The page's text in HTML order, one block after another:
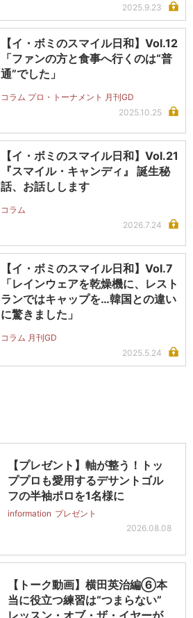
2025.9.23
【イ・ボミのスマイル日和】Vol.12
「ファンの方と食事へ行くのは“普
通”でした」
コラム プロ・トーナメント 月刊GD
2025.10.25
【イ・ボミのスマイル日和】Vol.21
『スマイル・キャンディ』 誕生秘
話、お話しします
コラム
2026.7.24
【イ・ボミのスマイル日和】Vol.7
「レインウェアを乾燥機に、レスト
ランではキャップを…韓国との違い
に驚きました」
コラム 月刊GD
2025.5.24
【プレゼント】軸が整う！トッ
ププロも愛用するデサントゴル
フの半袖ポロを1名様に
information プレゼント
2026.08.08
【トーク動画】横田英治編⑥本
当に役立つ練習は“つまらない”